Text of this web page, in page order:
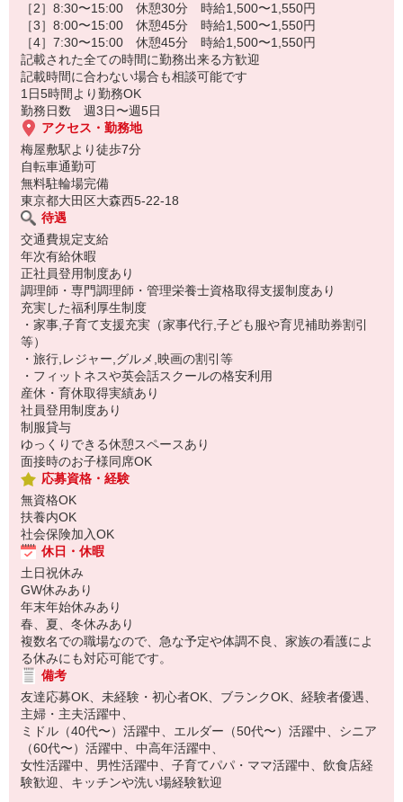
「チームワーク抜群＆未経験歓迎」
作業は、先輩が丁寧に教えるので、家庭料理の経験があれば未経験
でも安心です。
［2］8:30〜15:00 休憩30分 時給1,500〜1,550円
［3］8:00〜15:00 休憩45分 時給1,500〜1,550円
［4］7:30〜15:00 休憩45分 時給1,500〜1,550円
記載された全ての時間に勤務出来る方歓迎
記載時間に合わない場合も相談可能です
1日5時間より勤務OK
勤務日数 週3日〜週5日
アクセス・勤務地
梅屋敷駅より徒歩7分
自転車通勤可
無料駐輪場完備
東京都大田区大森西5-22-18
待遇
交通費規定支給
年次有給休暇
正社員登用制度あり
調理師・専門調理師・管理栄養士資格取得支援制度あり
充実した福利厚生制度
・家事,子育て支援充実（家事代行,子ども服や育児補助券割引
等）
・旅行,レジャー,グルメ,映画の割引等
・フィットネスや英会話スクールの格安利用
産休・育休取得実績あり
社員登用制度あり
制服貸与
ゆっくりできる休憩スペースあり
面接時のお子様同席OK
応募資格・経験
無資格OK
扶養内OK
社会保険加入OK
休日・休暇
土日祝休み
GW休みあり
年末年始休みあり
春、夏、冬休みあり
複数名での職場なので、急な予定や体調不良、家族の看護によ
る休みにも対応可能です。
備考
友達応募OK、未経験・初心者OK、ブランクOK、経験者優遇、
主婦・主夫活躍中、
ミドル（40代〜）活躍中、エルダー（50代〜）活躍中、シニア
（60代〜）活躍中、中高年活躍中、
女性活躍中、男性活躍中、子育てパパ・ママ活躍中、飲食店経
験歓迎、キッチンや洗い場経験歓迎